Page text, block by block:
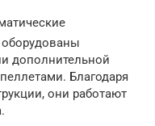
дополнительной
Благодаря
они работают